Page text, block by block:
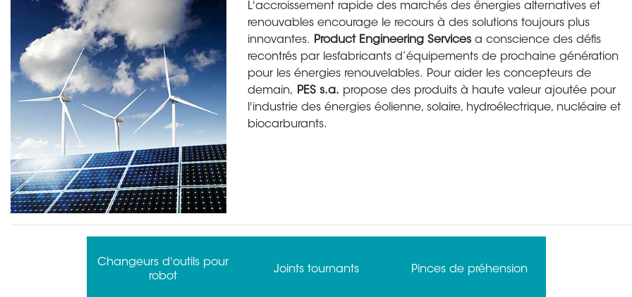
Body
L'accroissement rapide des marchés des énergies alternatives et
renouvables encourage le recours à des solutions toujours plus
innovantes.
Product Engineering Services a conscience des défis
recontrés par lesfabricants d’équipements de prochaine génération
pour les énergies renouvelables. Pour aider les concepteurs de
demain,
PES s.a. propose des produits à haute valeur ajoutée pour
l'industrie des énergies éolienne, solaire, hydroélectrique, nucléaire et
biocarburants.
Changeurs d'outils pour
robot
Joints tournants Pinces de préhension